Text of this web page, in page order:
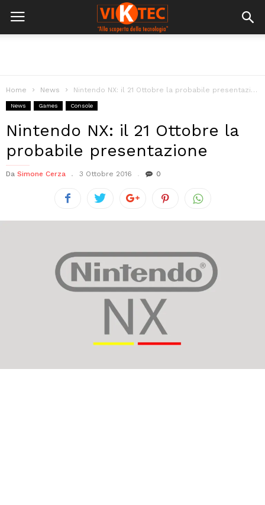
Home News Nintendo NX: il 21 Ottobre la probabile presentazione
News Games Console
Nintendo NX: il 21 Ottobre la
probabile presentazione
Da Simone Cerza 3 Ottobre 2016 0